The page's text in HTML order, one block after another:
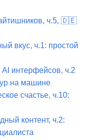
ч.5, 🇩🇪
вкус, ч.1: простой
интерфейсов, ч.2
на машине
счастье, ч.10:
контент, ч.2: